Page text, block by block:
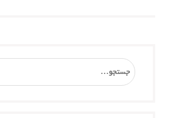
Search
for: